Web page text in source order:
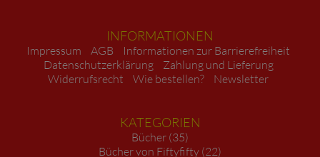
INFORMATIONEN
Impressum AGB
Informationen zur Barrierefreiheit
Datenschutzerklärung
Zahlung und Lieferung
Widerrufsrecht
Wie bestellen? Newsletter
KATEGORIEN
Bücher (35)
Bücher von Fiftyfifty (22)